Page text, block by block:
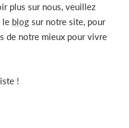
plus sur nous, veuillez
le blog sur notre site, pour
de notre mieux pour vivre
!